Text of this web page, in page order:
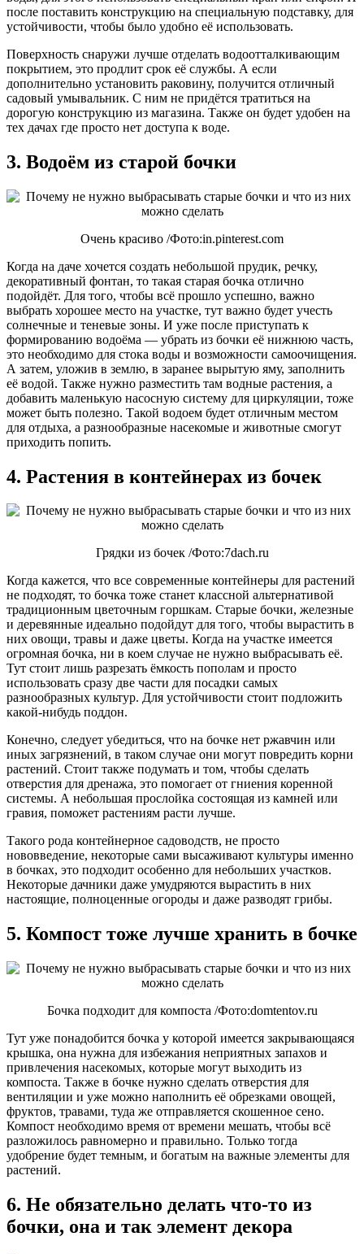
после поставить конструкцию на специальную подставку, для
устойчивости, чтобы было удобно её использовать.
Поверхность снаружи лучше отделать водоотталкивающим
покрытием, это продлит срок её службы. А если
дополнительно установить раковину, получится отличный
садовый умывальник. С ним не придётся тратиться на
дорогую конструкцию из магазина. Также он будет удобен на
тех дачах где просто нет доступа к воде.
3. Водоём из старой бочки
Очень красиво /Фото:in.pinterest.com
Когда на даче хочется создать небольшой прудик, речку,
декоративный фонтан, то такая старая бочка отлично
подойдёт. Для того, чтобы всё прошло успешно, важно
выбрать хорошее место на участке, тут важно будет учесть
солнечные и теневые зоны. И уже после приступать к
формированию водоёма — убрать из бочки её нижнюю часть,
это необходимо для стока воды и возможности самоочищения.
А затем, уложив в землю, в заранее вырытую яму, заполнить
её водой. Также нужно разместить там водные растения, а
добавить маленькую насосную систему для циркуляции, тоже
может быть полезно. Такой водоем будет отличным местом
для отдыха, а разнообразные насекомые и животные смогут
приходить попить.
4. Растения в контейнерах из бочек
Грядки из бочек /Фото:7dach.ru
Когда кажется, что все современные контейнеры для растений
не подходят, то бочка тоже станет классной альтернативой
традиционным цветочным горшкам. Старые бочки, железные
и деревянные идеально подойдут для того, чтобы вырастить в
них овощи, травы и даже цветы. Когда на участке имеется
огромная бочка, ни в коем случае не нужно выбрасывать её.
Тут стоит лишь разрезать ёмкость пополам и просто
использовать сразу две части для посадки самых
разнообразных культур. Для устойчивости стоит подложить
какой-нибудь поддон.
Конечно, следует убедиться, что на бочке нет ржавчин или
иных загрязнений, в таком случае они могут повредить корни
растений. Стоит также подумать и том, чтобы сделать
отверстия для дренажа, это помогает от гниения коренной
системы. А небольшая прослойка состоящая из камней или
гравия, поможет растениям расти лучше.
Такого рода контейнерное садоводств, не просто
нововведение, некоторые сами высаживают культуры именно
в бочках, это подходит особенно для небольших участков.
Некоторые дачники даже умудряются вырастить в них
настоящие, полноценные огороды и даже разводят грибы.
5. Компост тоже лучше хранить в бочке
Бочка подходит для компоста /Фото:domtentov.ru
Тут уже понадобится бочка у которой имеется закрывающаяся
крышка, она нужна для избежания неприятных запахов и
привлечения насекомых, которые могут выходить из
компоста. Также в бочке нужно сделать отверстия для
вентиляции и уже можно наполнить её обрезками овощей,
фруктов, травами, туда же отправляется скошенное сено.
Компост необходимо время от времени мешать, чтобы всё
разложилось равномерно и правильно. Только тогда
удобрение будет темным, и богатым на важные элементы для
растений.
6. Не обязательно делать что-то из
бочки, она и так элемент декора